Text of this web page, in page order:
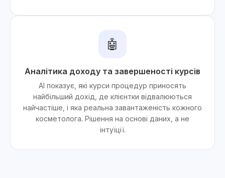
🤖
Аналітика доходу та завершеності курсів
AI показує, які курси процедур приносять
найбільший дохід, де клієнтки відвалюються
найчастіше, і яка реальна завантаженість кожного
косметолога. Рішення на основі даних, а не
інтуїції.